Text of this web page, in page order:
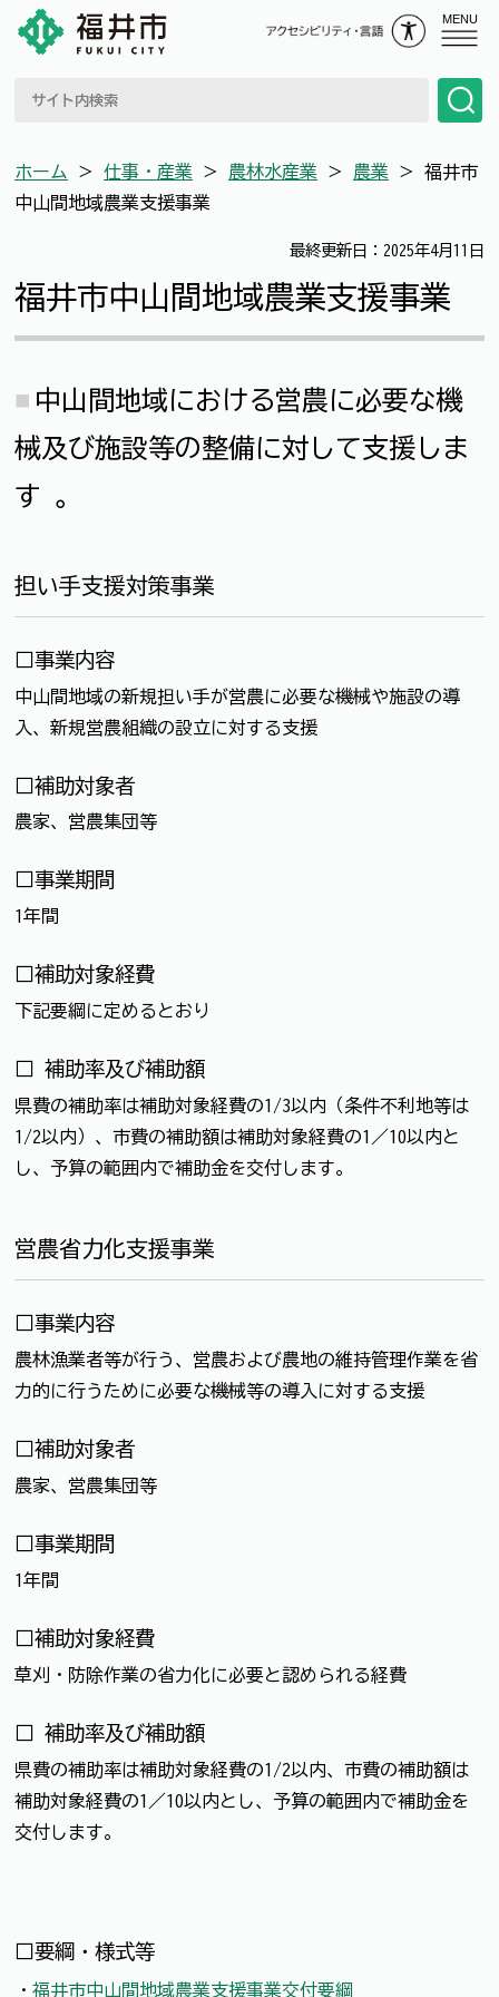
MENU
ホーム ＞ 仕事・産業 ＞ 農林水産業 ＞ 農業 ＞ 福井市
中山間地域農業支援事業
最終更新日：2025年4月11日
福井市中山間地域農業支援事業
中山間地域における営農に必要な機
械及び施設等の整備に対して支援しま
す 。
担い手支援対策事業
□事業内容
中山間地域の新規担い手が営農に必要な機械や施設の導
入、新規営農組織の設立に対する支援
□補助対象者
農家、営農集団等
□事業期間
1年間
□補助対象経費
下記要綱に定めるとおり
□ 補助率及び補助額
県費の補助率は補助対象経費の1/3以内（条件不利地等は
1/2以内）、市費の補助額は補助対象経費の1／10以内と
し、予算の範囲内で補助金を交付します。
営農省力化支援事業
□事業内容
農林漁業者等が行う、営農および農地の維持管理作業を省
力的に行うために必要な機械等の導入に対する支援
□補助対象者
農家、営農集団等
□事業期間
1年間
□補助対象経費
草刈・防除作業の省力化に必要と認められる経費
□ 補助率及び補助額
県費の補助率は補助対象経費の1/2以内、市費の補助額は
補助対象経費の1／10以内とし、予算の範囲内で補助金を
交付します。
□要綱・様式等
・ 福井市中山間地域農業支援事業交付要綱